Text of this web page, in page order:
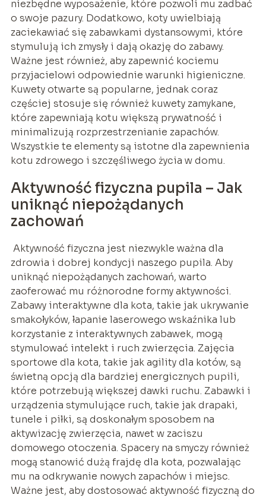
niezbędne wyposażenie, które pozwoli mu zadbać
o swoje pazury. Dodatkowo, koty uwielbiają
zaciekawiać się zabawkami dystansowymi, które
stymulują ich zmysły i dają okazję do zabawy.
Ważne jest również, aby zapewnić kociemu
przyjacielowi odpowiednie warunki higieniczne.
Kuwety otwarte są popularne, jednak coraz
częściej stosuje się również kuwety zamykane,
które zapewniają kotu większą prywatność i
minimalizują rozprzestrzenianie zapachów.
Wszystkie te elementy są istotne dla zapewnienia
kotu zdrowego i szczęśliwego życia w domu.
Aktywność fizyczna pupila – Jak
uniknąć niepożądanych
zachowań
Aktywność fizyczna jest niezwykle ważna dla
zdrowia i dobrej kondycji naszego pupila. Aby
uniknąć niepożądanych zachowań, warto
zaoferować mu różnorodne formy aktywności.
Zabawy interaktywne dla kota, takie jak ukrywanie
smakołyków, łapanie laserowego wskaźnika lub
korzystanie z interaktywnych zabawek, mogą
stymulować intelekt i ruch zwierzęcia. Zajęcia
sportowe dla kota, takie jak agility dla kotów, są
świetną opcją dla bardziej energicznych pupili,
które potrzebują większej dawki ruchu. Zabawki i
urządzenia stymulujące ruch, takie jak drapaki,
tunele i piłki, są doskonałym sposobem na
aktywizację zwierzęcia, nawet w zaciszu
domowego otoczenia. Spacery na smyczy również
mogą stanowić dużą frajdę dla kota, pozwalając
mu na odkrywanie nowych zapachów i miejsc.
Ważne jest, aby dostosować aktywność fizyczną do